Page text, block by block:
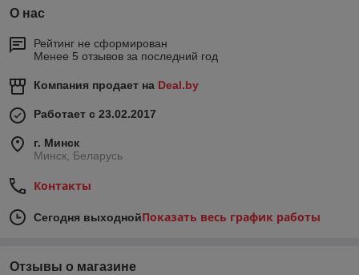
О нас
Рейтинг не сформирован
Менее 5 отзывов за последний год
Компания продает на Deal.by
Работает с 23.02.2017
г. Минск
Минск, Беларусь
Контакты
Сегодня выходнойПоказать весь график работы
Отзывы о магазине